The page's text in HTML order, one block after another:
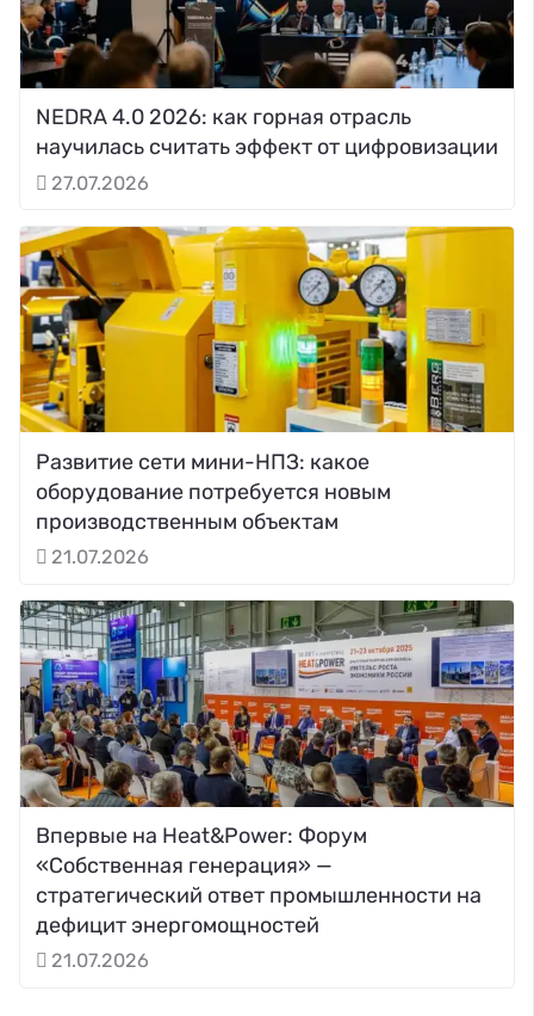
NEDRA 4.0 2026: как горная отрасль
научилась считать эффект от цифровизации
27.07.2026
Развитие сети мини-НПЗ: какое
оборудование потребуется новым
производственным объектам
21.07.2026
Впервые на Heat&Power: Форум
«Собственная генерация» —
стратегический ответ промышленности на
дефицит энергомощностей
21.07.2026